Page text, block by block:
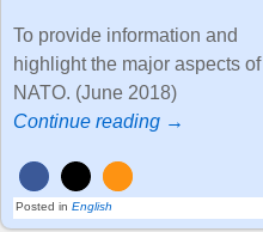
To provide information and
highlight the major aspects of
NATO. (June 2018)
Continue reading →
Posted in English